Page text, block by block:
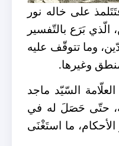
على خاله نور
الّذي بَرَع بالتّفسير
وما تتوقّف عليه
وغيرها.
السّيّد ماجد
حتّى حَصَلَ له في
ما استَغْنَى